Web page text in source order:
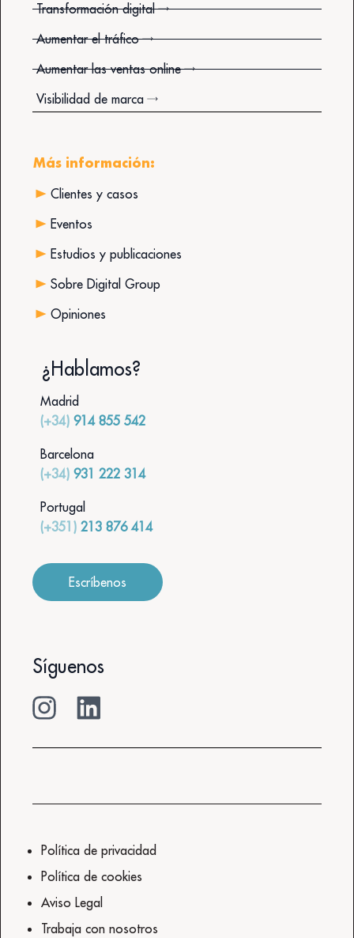
Transformación digital
Aumentar el tráfico
Aumentar las ventas online
Visibilidad de marca
¿Hablamos?
Madrid
(+34) 914 855 542
Barcelona
(+34) 931 222 314
Portugal
(+351) 213 876 414
Escríbenos
Más información:
Clientes y casos
Eventos
Estudios y publicaciones
Sobre Digital Group
Opiniones
Síguenos
Política de privacidad
Política de cookies
Aviso Legal
Trabaja con nosotros